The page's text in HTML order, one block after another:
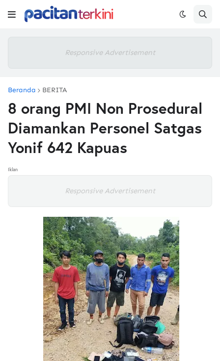
Responsive Advertisement
Beranda BERITA
8 orang PMI Non Prosedural
Diamankan Personel Satgas
Yonif 642 Kapuas
Iklan
Responsive Advertisement